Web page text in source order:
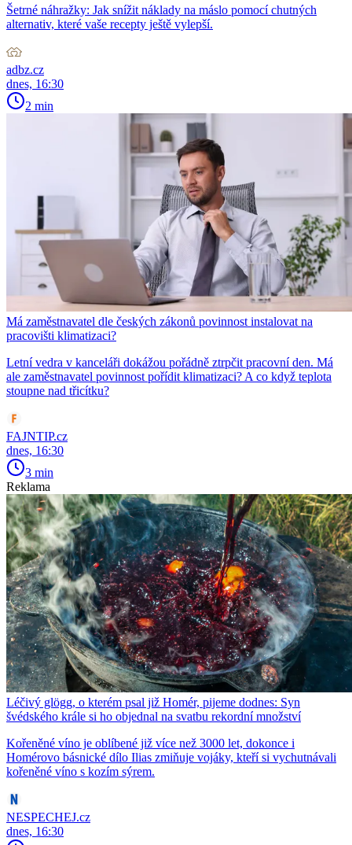
Šetrné náhražky: Jak snížit náklady na máslo pomocí chutných
alternativ, které vaše recepty ještě vylepší.
adbz.cz
dnes, 16:30
2 min
Má zaměstnavatel dle českých zákonů povinnost instalovat na
pracovišti klimatizaci?
Letní vedra v kanceláři dokážou pořádně ztrpčit pracovní den. Má
ale zaměstnavatel povinnost pořídit klimatizaci? A co když teplota
stoupne nad třicítku?
FAJNTIP.cz
dnes, 16:30
3 min
Reklama
Léčivý glögg, o kterém psal již Homér, pijeme dodnes: Syn
švédského krále si ho objednal na svatbu rekordní množství
Kořeněné víno je oblíbené již více než 3000 let, dokonce i
Homérovo básnické dílo Ilias zmiňuje vojáky, kteří si vychutnávali
kořeněné víno s kozím sýrem.
NESPECHEJ.cz
dnes, 16:30